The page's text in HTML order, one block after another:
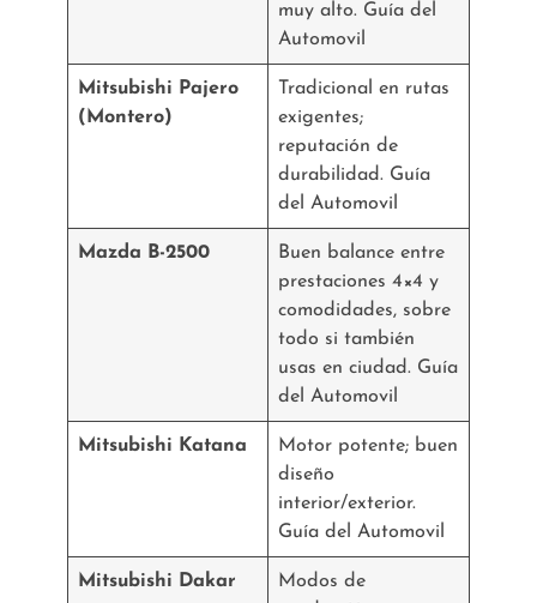
muy alto. Guía del
Automovil
Mitsubishi Pajero
(Montero)
Tradicional en rutas
exigentes;
reputación de
durabilidad. Guía
del Automovil
Mazda B-2500
Buen balance entre
prestaciones 4×4 y
comodidades, sobre
todo si también
usas en ciudad. Guía
del Automovil
Mitsubishi Katana
Motor potente; buen
diseño
interior/exterior.
Guía del Automovil
Mitsubishi Dakar
Modos de